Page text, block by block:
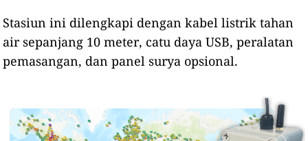
Stasiun ini dilengkapi dengan kabel listrik tahan
air sepanjang 10 meter, catu daya USB, peralatan
pemasangan, dan panel surya opsional.